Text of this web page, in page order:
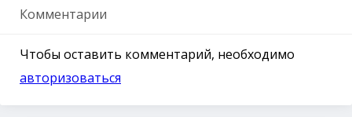
Комментарии
Чтобы оставить комментарий, необходимо
авторизоваться